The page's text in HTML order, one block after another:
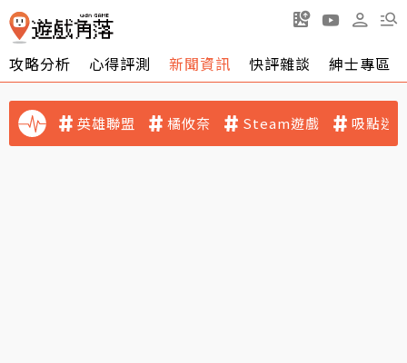
攻略分析 心得評測 新聞資訊 快評雜談 紳士專區
英雄聯盟 橘攸奈 Steam遊戲 吸點迷